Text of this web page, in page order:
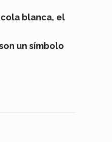
blanca, el
un símbolo